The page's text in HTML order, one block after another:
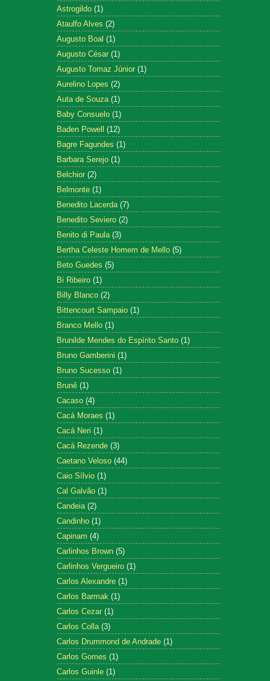
Astrogildo (1)
Ataulfo Alves (2)
Augusto Boal (1)
Augusto César (1)
Augusto Tomaz Júnior (1)
Aurelino Lopes (2)
Auta de Souza (1)
Baby Consuelo (1)
Baden Powell (12)
Bagre Fagundes (1)
Barbara Serejo (1)
Belchior (2)
Belmonte (1)
Benedito Lacerda (7)
Benedito Seviero (2)
Benito di Paula (3)
Bertha Celeste Homem de Mello (5)
Beto Guedes (5)
Bi Ribeiro (1)
Billy Blanco (2)
Bittencourt Sampaio (1)
Branco Mello (1)
Brunilde Mendes do Espírito Santo (1)
Bruno Gamberini (1)
Bruno Sucesso (1)
Brunê (1)
Cacaso (4)
Cacá Moraes (1)
Cacá Neri (1)
Cacá Rezende (3)
Caetano Veloso (44)
Caio Sílvio (1)
Cal Galvão (1)
Candeia (2)
Candinho (1)
Capinam (4)
Carlinhos Brown (5)
Carlinhos Vergueiro (1)
Carlos Alexandre (1)
Carlos Barmak (1)
Carlos Cezar (1)
Carlos Colla (3)
Carlos Drummond de Andrade (1)
Carlos Gomes (1)
Carlos Guinle (1)